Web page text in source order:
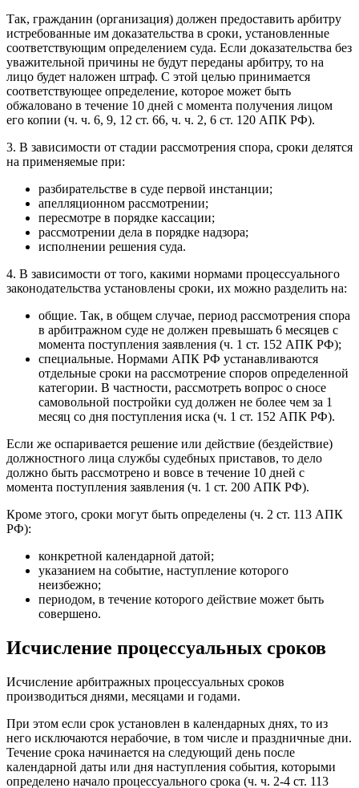
Так, гражданин (организация) должен предоставить арбитру
истребованные им доказательства в сроки, установленные
соответствующим определением суда. Если доказательства без
уважительной причины не будут переданы арбитру, то на
лицо будет наложен штраф. С этой целью принимается
соответствующее определение, которое может быть
обжаловано в течение 10 дней с момента получения лицом
его копии (ч. ч. 6, 9, 12 ст. 66, ч. ч. 2, 6 ст. 120 АПК РФ).
3. В зависимости от стадии рассмотрения спора, сроки делятся
на применяемые при:
разбирательстве в суде первой инстанции;
апелляционном рассмотрении;
пересмотре в порядке кассации;
рассмотрении дела в порядке надзора;
исполнении решения суда.
4. В зависимости от того, какими нормами процессуального
законодательства установлены сроки, их можно разделить на:
общие. Так, в общем случае, период рассмотрения спора
в арбитражном суде не должен превышать 6 месяцев с
момента поступления заявления (ч. 1 ст. 152 АПК РФ);
специальные. Нормами АПК РФ устанавливаются
отдельные сроки на рассмотрение споров определенной
категории. В частности, рассмотреть вопрос о сносе
самовольной постройки суд должен не более чем за 1
месяц со дня поступления иска (ч. 1 ст. 152 АПК РФ).
Если же оспаривается решение или действие (бездействие)
должностного лица службы судебных приставов, то дело
должно быть рассмотрено и вовсе в течение 10 дней с
момента поступления заявления (ч. 1 ст. 200 АПК РФ).
Кроме этого, сроки могут быть определены (ч. 2 ст. 113 АПК
РФ):
конкретной календарной датой;
указанием на событие, наступление которого
неизбежно;
периодом, в течение которого действие может быть
совершено.
Исчисление процессуальных сроков
Исчисление арбитражных процессуальных сроков
производиться днями, месяцами и годами.
При этом если срок установлен в календарных днях, то из
него исключаются нерабочие, в том числе и праздничные дни.
Течение срока начинается на следующий день после
календарной даты или дня наступления события, которыми
определено начало процессуального срока (ч. ч. 2-4 ст. 113